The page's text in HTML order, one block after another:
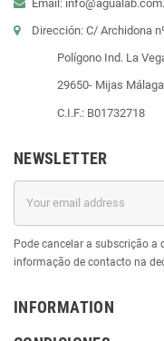
Email:
Dirección: C/ Archidona
Polígono Ind. La
29650- Mijas Málaga
C.I.F.: B01732718
NEWSLETTER
Pode cancelar a subscrição a
informação de contacto na
INFORMATION